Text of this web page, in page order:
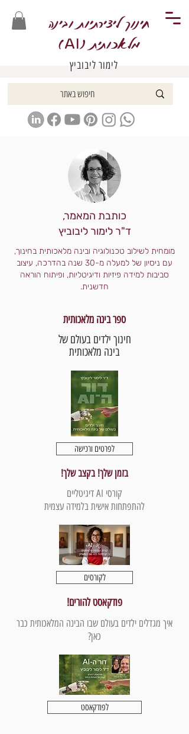
חינוך ליצירתיות ובינה
מלאכותית (AI
)
לימור ליבוביץ
כותבת המאמר,
ד"ר לימור ליבוביץ
מומחית לשילוב טכנולוגיה ובינה מלאכותית בחינוך,
עם ניסיון של למעלה מ-30 שנה בהדרכה, עיצוב
סביבות למידה פיזיות ודיגיטליות, ופיתוח הוראה
חדשנית.
ספר בינה מלאכותית
חינוך ילדים בעולם של
בינה מלאכותית
לפרטים ורכישה
בזמן שלך! בקצב שלך!
קורסי AI דיגיטליים
להתפתחות אישית בלמידה עצמית
לקורסים
פודקאסט להורים!
איך מגדלים ילדים בעולם שבו הבינה המלאכותית כבר
כאן?
לפודקאסט